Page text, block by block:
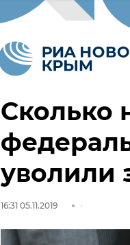
Сколько
уволили
16:31 05.11.2019